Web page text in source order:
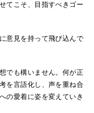
てこそ、目指すべきゴー
意見を持って飛び込んで
でも構いません。何が正
を言語化し、声を重ね合
の愛着に姿を変えていき